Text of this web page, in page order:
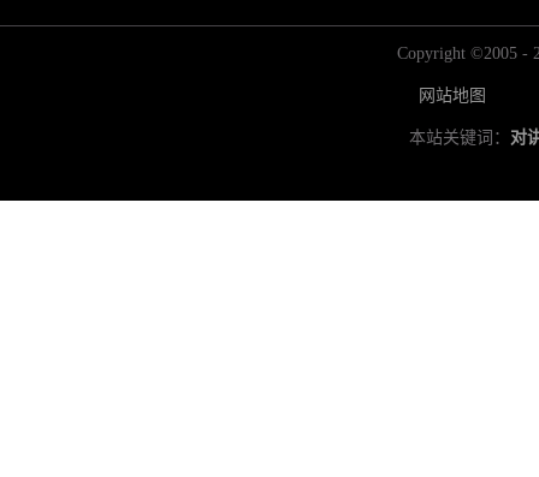
Copyright ©2005 -
网站地图
本站关键词： 对